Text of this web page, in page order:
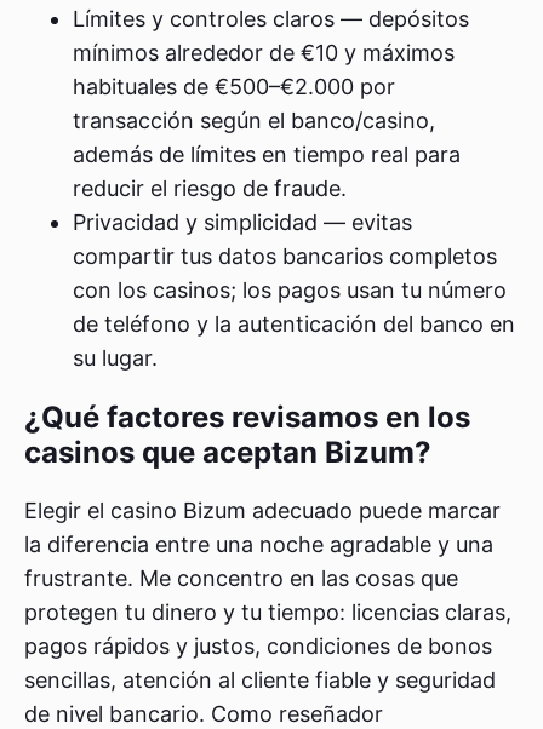
Límites y controles claros — depósitos
mínimos alrededor de €10 y máximos
habituales de €500–€2.000 por
transacción según el banco/casino,
además de límites en tiempo real para
reducir el riesgo de fraude.
Privacidad y simplicidad — evitas
compartir tus datos bancarios completos
con los casinos; los pagos usan tu número
de teléfono y la autenticación del banco en
su lugar.
¿Qué factores revisamos en los
casinos que aceptan Bizum?
Elegir el casino Bizum adecuado puede marcar
la diferencia entre una noche agradable y una
frustrante. Me concentro en las cosas que
protegen tu dinero y tu tiempo: licencias claras,
pagos rápidos y justos, condiciones de bonos
sencillas, atención al cliente fiable y seguridad
de nivel bancario. Como reseñador